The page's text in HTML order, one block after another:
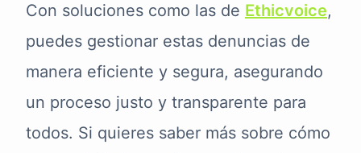
Con soluciones como las de Ethicvoice,
puedes gestionar estas denuncias de
manera eficiente y segura, asegurando
un proceso justo y transparente para
todos. Si quieres saber más sobre cómo